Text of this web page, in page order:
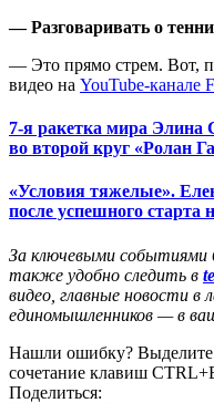
— Разговаривать о
— Это прямо стрем. Вот,
видео на YouTube-канале
7-я ракетка мира Элина
во второй круг «Ролан
«Условия тяжелые».
после успешного старта
За ключевыми событиями
также удобно следить в
видео, главные новости
единомышленников — в
Нашли ошибку? Выделите
сочетание клавиш
Поделиться: